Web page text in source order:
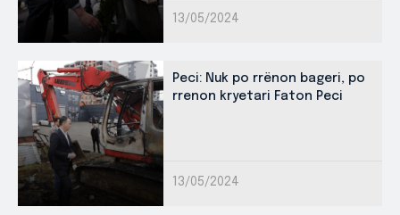
13/05/2024
Peci: Nuk po rrënon bageri, po
rrenon kryetari Faton Peci
13/05/2024